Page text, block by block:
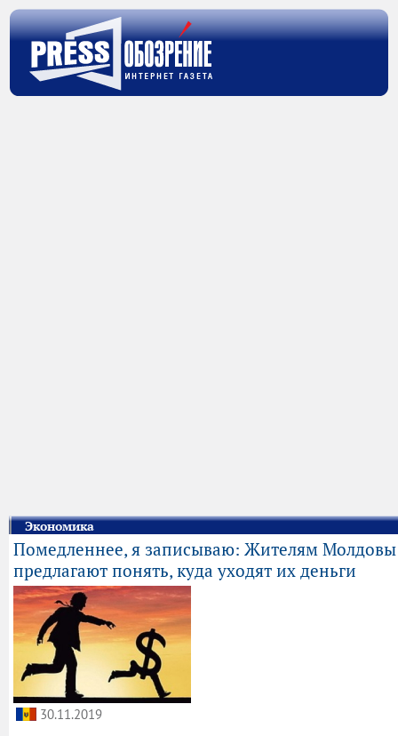
Экономика
Помедленнее, я записываю: Жителям Молдовы
предлагают понять, куда уходят их деньги
30.11.2019